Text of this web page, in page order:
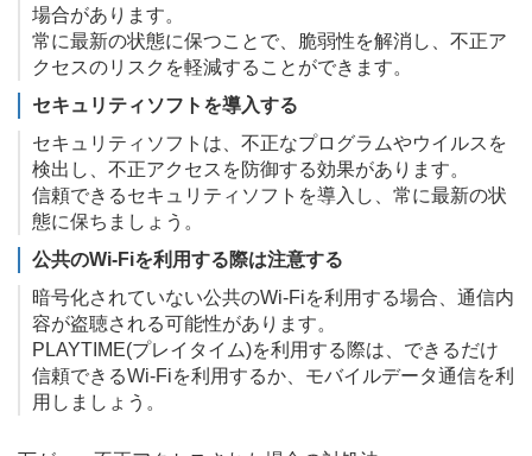
場合があります。
常に最新の状態に保つことで、脆弱性を解消し、不正ア
クセスのリスクを軽減することができます。
セキュリティソフトを導入する
セキュリティソフトは、不正なプログラムやウイルスを
検出し、不正アクセスを防御する効果があります。
信頼できるセキュリティソフトを導入し、常に最新の状
態に保ちましょう。
公共のWi-Fiを利用する際は注意する
暗号化されていない公共のWi-Fiを利用する場合、通信内
容が盗聴される可能性があります。
PLAYTIME(プレイタイム)を利用する際は、できるだけ
信頼できるWi-Fiを利用するか、モバイルデータ通信を利
用しましょう。